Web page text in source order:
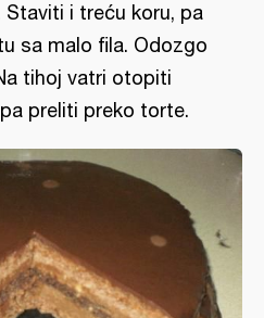
Staviti i treću koru, pa
sa malo fila. Odozgo
tihoj vatri otopiti
preliti preko torte.